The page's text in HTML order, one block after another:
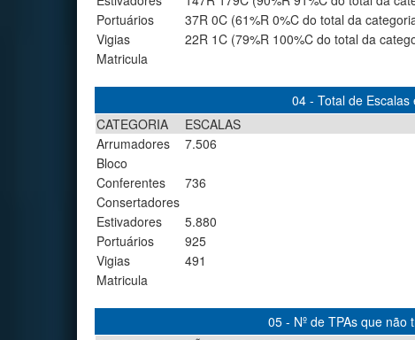
Portuários
37R 0C (61%R 0%C do total da
Vigias
22R 1C (79%R 100%C do total da
Matricula
04 - Total de
CATEGORIA
ESCALAS
Arrumadores
7.506
Bloco
Conferentes
736
Consertadores
Estivadores
5.880
Portuários
925
Vigias
491
Matricula
05 - Nº de TPAs que